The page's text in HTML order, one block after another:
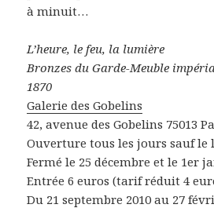
à minuit…
L’heure, le feu, la lumière
Bronzes du Garde-Meuble
1870
Galerie des Gobelins
42, avenue des Gobelins 75013
Ouverture tous les jours sauf le
Fermé le 25 décembre et le 1er
Entrée 6 euros (tarif réduit 4
Du 21 septembre 2010 au 27